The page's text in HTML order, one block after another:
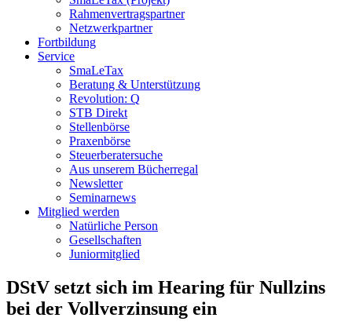
Rahmenvertragspartner
Netzwerkpartner
Fortbildung
Service
SmaLeTax
Beratung & Unterstützung
Revolution: Q
STB Direkt
Stellenbörse
Praxenbörse
Steuerberatersuche
Aus unserem Bücherregal
Newsletter
Seminarnews
Mitglied werden
Natürliche Person
Gesellschaften
Juniormitglied
DStV setzt sich im Hearing für Nullzins
bei der Vollverzinsung ein